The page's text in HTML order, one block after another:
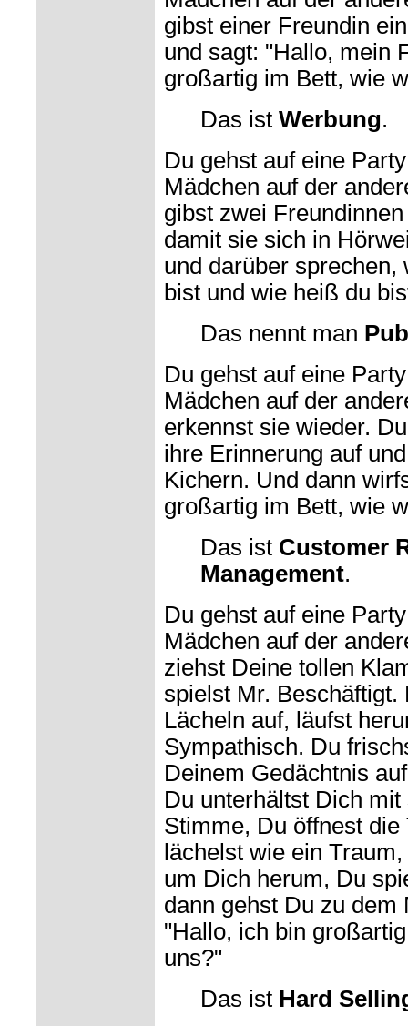
gibst einer Freundin
und sagt: "Hallo, mein
großartig im Bett, wie
Das ist Werbung.
Du gehst auf eine
Mädchen auf der
gibst zwei
damit sie sich in
und darüber
bist und wie heiß du
Das nennt man
Du gehst auf eine
Mädchen auf der
erkennst sie wieder.
ihre Erinnerung auf
Kichern. Und dann
großartig im Bett, wie
Das ist Customer
Management.
Du gehst auf eine
Mädchen auf der
ziehst Deine tollen
spielst Mr. Beschäftigt.
Lächeln auf, läufst
Sympathisch. Du
Deinem Gedächtnis
Du unterhältst Dich
Stimme, Du öffnest
lächelst wie ein
um Dich herum, Du
dann gehst Du zu dem
"Hallo, ich bin
uns?"
Das ist Hard